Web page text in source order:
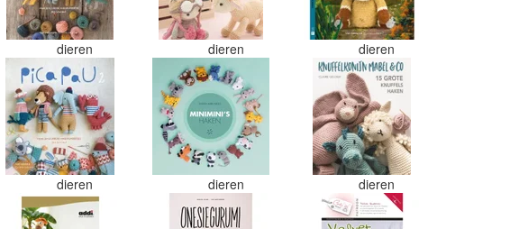
dieren dieren dieren
dieren dieren dieren